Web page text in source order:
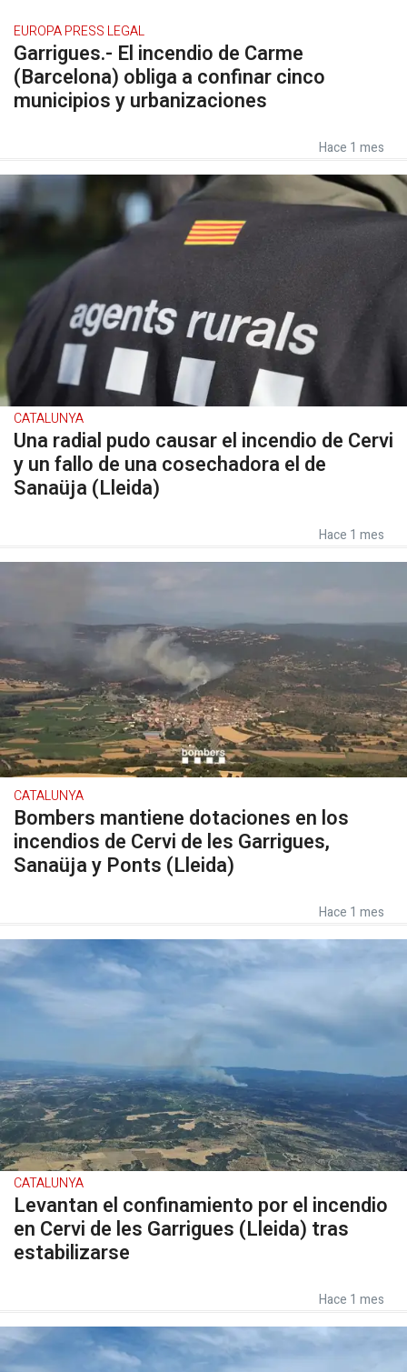
EUROPA PRESS LEGAL
Garrigues.- El incendio de Carme
(Barcelona) obliga a confinar cinco
municipios y urbanizaciones
Hace 1 mes
CATALUNYA
Una radial pudo causar el incendio de Cervi
y un fallo de una cosechadora el de
Sanaüja (Lleida)
Hace 1 mes
CATALUNYA
Bombers mantiene dotaciones en los
incendios de Cervi de les Garrigues,
Sanaüja y Ponts (Lleida)
Hace 1 mes
CATALUNYA
Levantan el confinamiento por el incendio
en Cervi de les Garrigues (Lleida) tras
estabilizarse
Hace 1 mes